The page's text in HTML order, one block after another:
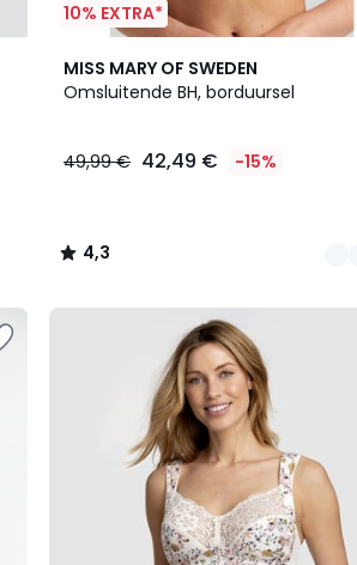
10% EXTRA*
MISS MARY OF SWEDEN
Omsluitende BH, borduursel
49,99 € 42,49 € -15%
4,3
/ 5
2
Kleuren
4,3
/